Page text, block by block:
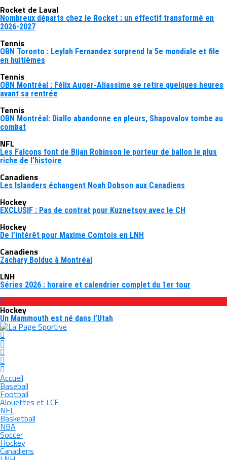
Rocket de Laval
Nombreux départs chez le Rocket : un effectif transformé en
2026-2027
Tennis
OBN Toronto : Leylah Fernandez surprend la 5e mondiale et file
en huitièmes
Tennis
OBN Montréal : Félix Auger-Aliassime se retire quelques heures
avant sa rentrée
Tennis
OBN Montréal: Diallo abandonne en pleurs, Shapovalov tombe au
combat
NFL
Les Falcons font de Bijan Robinson le porteur de ballon le plus
riche de l’histoire
Canadiens
Les Islanders échangent Noah Dobson aux Canadiens
Hockey
EXCLUSIF : Pas de contrat pour Kuznetsov avec le CH
Hockey
De l’intérêt pour Maxime Comtois en LNH
Canadiens
Zachary Bolduc à Montréal
LNH
Séries 2026 : horaire et calendrier complet du 1er tour
Hockey
Un Mammouth est né dans l’Utah
Accueil
Baseball
Football
Alouettes et LCF
NFL
Basketball
NBA
Soccer
Hockey
Canadiens